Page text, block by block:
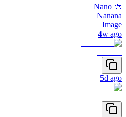
🎨 Nano
Nanana
Image
4w ago
5d ago